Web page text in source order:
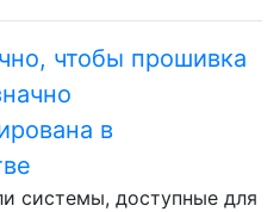
чтобы прошивка
в
системы, доступные для